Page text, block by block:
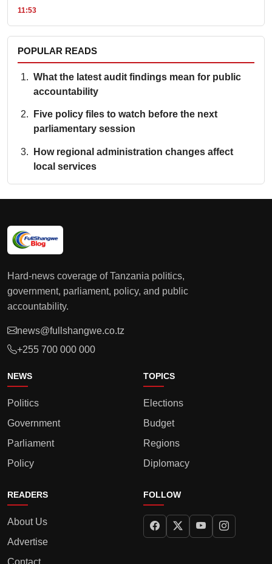
11:53
POPULAR READS
What the latest audit findings mean for public
accountability
Five policy files to watch before the next
parliamentary session
How regional administration changes affect
local services
Hard-news coverage of Tanzania politics,
government, parliament, policy, and public
accountability.
news@fullshangwe.co.tz
+255 700 000 000
NEWS
Politics
Government
Parliament
Policy
TOPICS
Elections
Budget
Regions
Diplomacy
READERS
About Us
Advertise
Contact
FOLLOW